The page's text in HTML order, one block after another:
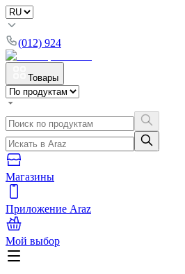
(012) 924
Товары
Магазины
Приложение Araz
Мой выбор